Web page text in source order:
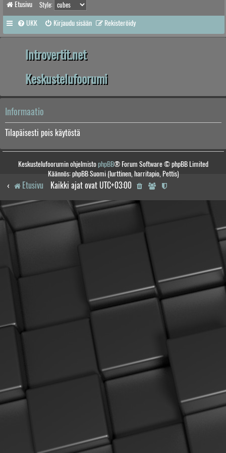
Etusivu Style:
UKK Kirjaudu sisään Rekisteröidy
Introvertit.net
Keskustelufoorumi
Informaatio
Tilapäisesti pois käytöstä
Keskustelufoorumin ohjelmistophpBB® Forum Software © phpBB Limited
Käännös: phpBB Suomi (lurttinen, harritapio, Pettis)
Etusivu Kaikki ajat ovat UTC+03:00